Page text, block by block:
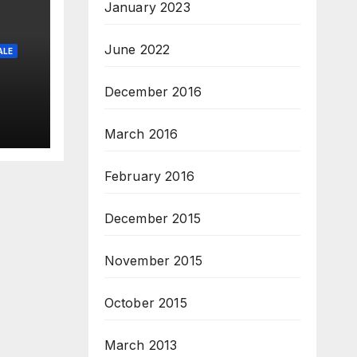
January 2023
June 2022
December 2016
March 2016
February 2016
December 2015
November 2015
October 2015
March 2013